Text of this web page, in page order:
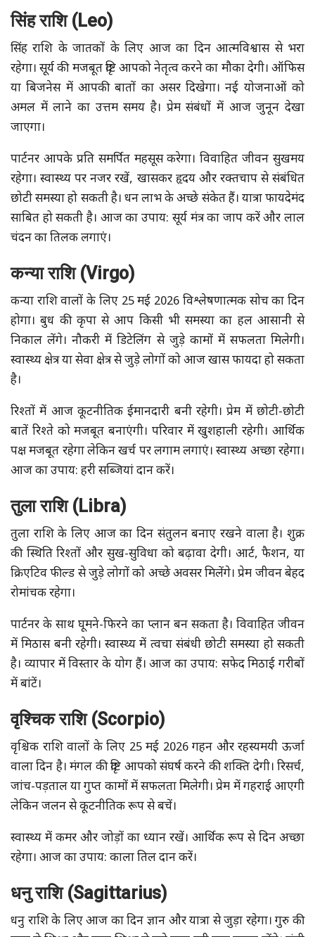
सिंह राशि (Leo)
सिंह राशि के जातकों के लिए आज का दिन आत्मविश्वास से भरा
रहेगा। सूर्य की मजबूत दृष्टि आपको नेतृत्व करने का मौका देगी। ऑफिस
या बिजनेस में आपकी बातों का असर दिखेगा। नई योजनाओं को
अमल में लाने का उत्तम समय है। प्रेम संबंधों में आज जुनून देखा
जाएगा।
पार्टनर आपके प्रति समर्पित महसूस करेगा। विवाहित जीवन सुखमय
रहेगा। स्वास्थ्य पर नजर रखें, खासकर हृदय और रक्तचाप से संबंधित
छोटी समस्या हो सकती है। धन लाभ के अच्छे संकेत हैं। यात्रा फायदेमंद
साबित हो सकती है। आज का उपाय: सूर्य मंत्र का जाप करें और लाल
चंदन का तिलक लगाएं।
कन्या राशि (Virgo)
कन्या राशि वालों के लिए 25 मई 2026 विश्लेषणात्मक सोच का दिन
होगा। बुध की कृपा से आप किसी भी समस्या का हल आसानी से
निकाल लेंगे। नौकरी में डिटेलिंग से जुड़े कामों में सफलता मिलेगी।
स्वास्थ्य क्षेत्र या सेवा क्षेत्र से जुड़े लोगों को आज खास फायदा हो सकता
है।
रिश्तों में आज कूटनीतिक ईमानदारी बनी रहेगी। प्रेम में छोटी-छोटी
बातें रिश्ते को मजबूत बनाएंगी। परिवार में खुशहाली रहेगी। आर्थिक
पक्ष मजबूत रहेगा लेकिन खर्च पर लगाम लगाएं। स्वास्थ्य अच्छा रहेगा।
आज का उपाय: हरी सब्जियां दान करें।
तुला राशि (Libra)
तुला राशि के लिए आज का दिन संतुलन बनाए रखने वाला है। शुक्र
की स्थिति रिश्तों और सुख-सुविधा को बढ़ावा देगी। आर्ट, फैशन, या
क्रिएटिव फील्ड से जुड़े लोगों को अच्छे अवसर मिलेंगे। प्रेम जीवन बेहद
रोमांचक रहेगा।
पार्टनर के साथ घूमने-फिरने का प्लान बन सकता है। विवाहित जीवन
में मिठास बनी रहेगी। स्वास्थ्य में त्वचा संबंधी छोटी समस्या हो सकती
है। व्यापार में विस्तार के योग हैं। आज का उपाय: सफेद मिठाई गरीबों
में बांटें।
वृश्चिक राशि (Scorpio)
वृश्चिक राशि वालों के लिए 25 मई 2026 गहन और रहस्यमयी ऊर्जा
वाला दिन है। मंगल की दृष्टि आपको संघर्ष करने की शक्ति देगी। रिसर्च,
जांच-पड़ताल या गुप्त कामों में सफलता मिलेगी। प्रेम में गहराई आएगी
लेकिन जलन से कूटनीतिक रूप से बचें।
स्वास्थ्य में कमर और जोड़ों का ध्यान रखें। आर्थिक रूप से दिन अच्छा
रहेगा। आज का उपाय: काला तिल दान करें।
धनु राशि (Sagittarius)
धनु राशि के लिए आज का दिन ज्ञान और यात्रा से जुड़ा रहेगा। गुरु की